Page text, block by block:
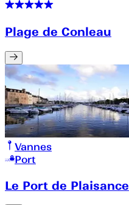
Plage de Conleau
Vannes
Port
Le Port de Plaisance